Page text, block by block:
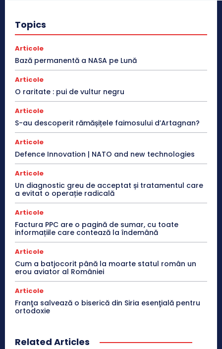
Topics
Articole
Bază permanentă a NASA pe Lună
Articole
O raritate : pui de vultur negru
Articole
S-au descoperit rămășițele faimosului d’Artagnan?
Articole
Defence Innovation | NATO and new technologies
Articole
Un diagnostic greu de acceptat și tratamentul care
a evitat o operație radicală
Articole
Factura PPC are o pagină de sumar, cu toate
informațiile care contează la îndemână
Articole
Cum a batjocorit până la moarte statul român un
erou aviator al României
Articole
Franţa salvează o biserică din Siria esenţială pentru
ortodoxie
Related Articles